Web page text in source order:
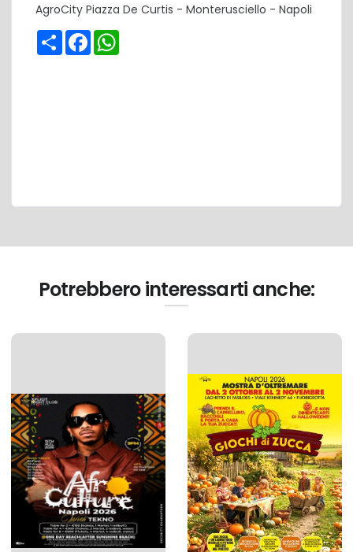
AgroCity Piazza De Curtis - Monterusciello - Napoli
Share Facebook
Potrebbero interessarti anche: